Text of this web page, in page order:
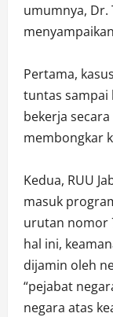
umumnya, Dr.
Pertama,
tuntas sampai
bekerja
membongkar
Kedua, RUU
masuk
urutan nomor
hal ini,
dijamin oleh
“pejabat
negara atas